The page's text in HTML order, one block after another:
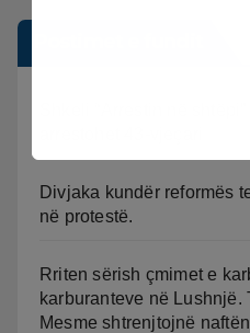
Divjaka kundër reformës
në protestë.
Rriten sërish çmimet e
karburanteve në Lushnjë.
Mesme shtrenjtojnë